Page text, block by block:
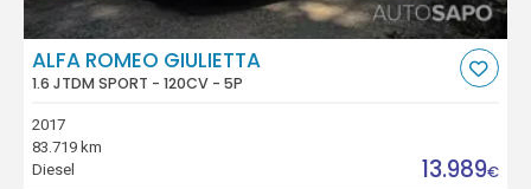
ALFA ROMEO GIULIETTA
1.6 JTDM SPORT - 120CV - 5P
2017
83.719 km
Diesel
13.989€